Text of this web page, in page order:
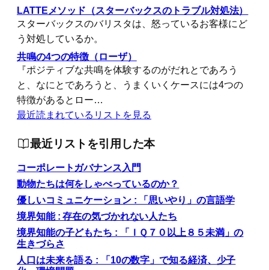
LATTEメソッド（スターバックスのトラブル対処法）
スターバックスのバリスタは、怒っているお客様にど
う対処しているか。
共鳴の4つの特徴（ローザ）
『ポジティブな共鳴を体験するのがだれとであろう
と、なにとであろうと、うまくいくケースには4つの
特徴があるとロー…
最近読まれているリストを見る
最近リストを引用した本
コーポレートガバナンス入門
動物たちは何をしゃべっているのか？
優しいコミュニケーション : 「思いやり」の言語学
境界知能 : 存在の気づかれない人たち
境界知能の子どもたち : 「ＩＱ７０以上８５未満」の
生きづらさ
人口は未来を語る : 「10の数字」で知る経済、少子